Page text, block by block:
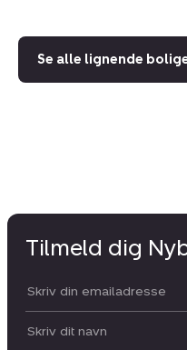
Se alle lignende
Tilmeld dig
Din email:
Dit navn: